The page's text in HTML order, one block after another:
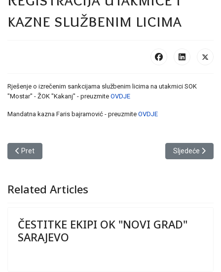
kazne službenim licima
Rješenje o izrečenim sankcijama službenim licima na utakmici SOK
"Mostar" - ŽOK "Kakanj" - preuzmite OVDJE
Mandatna kazna Faris bajramović - preuzmite OVDJE
Prethodni članak: CIJENA GORIVA ZA OBRAČUN PUTNIH
Pret Sljedeći članak:
Sljedeće
Related Articles
ČESTITKE EKIPI OK "NOVI GRAD"
SARAJEVO